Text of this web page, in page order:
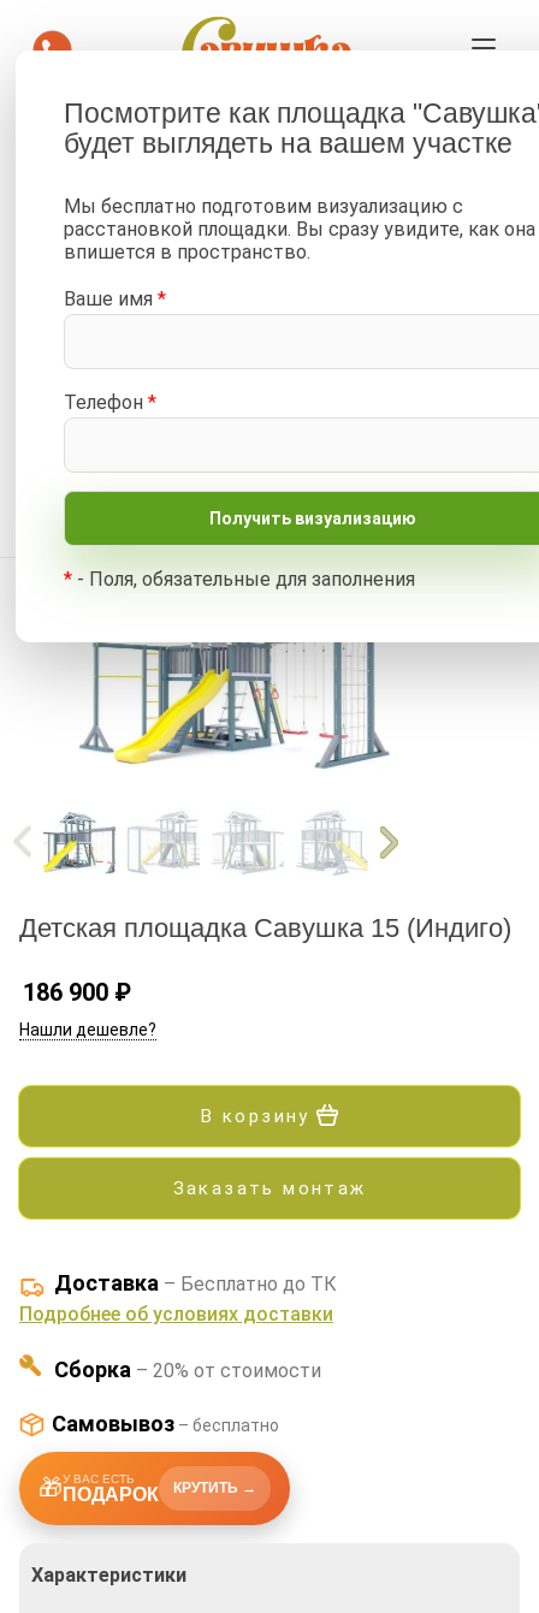
Главная — Каталог —
Детская площадка Савушка 15 (Индиго)
Новинка! Горка 3м
Артикул:С-15-ИНД
Детская площадка Савушка 15 (Индиго)
Характеристики
186 900 ₽
Нашли дешевле?
В корзину
Заказать монтаж
Доставка – Бесплатно до ТК
Подробнее об условиях доставки
Сборка – 20% от стоимости
Самовывоз – бесплатно
🎁У ВАС ЕСТЬ
ПОДАРОК КРУТИТЬ →
Посмотрите как площадка
будет выглядеть на вашем участке
Мы бесплатно подготовим визуализацию с
расстановкой площадки. Вы сразу увидите, как она
впишется в пространство.
Ваше имя *
Телефон *
* - Поля, обязательные для заполнения